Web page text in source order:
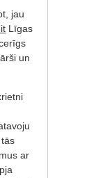
jau
Līgas
un
ar